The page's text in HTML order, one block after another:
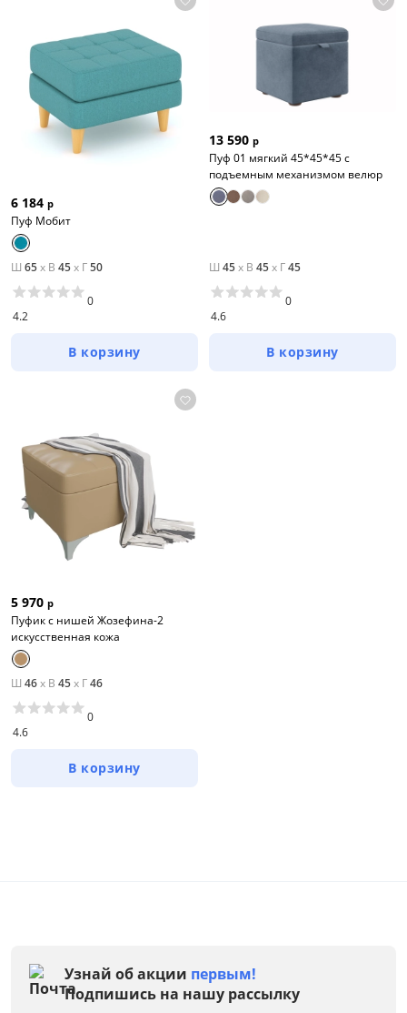
от
Красный
Синий
6 184 р
Пуф Мобит
Ш 65x В 45x Г50
4.2
0
В корзину
13 590 р
Пуф 01 мягкий 45*45*45 с
подъемным механизмом велюр
Ш 45x В 45x Г45
4.6
0
В корзину
5 970 р
Пуфик с нишей Жозефина-2
искусственная кожа
Ш 46x В 45x Г46
4.6
0
В корзину
Узнай об акции первым!
Подпишись на нашу рассылку